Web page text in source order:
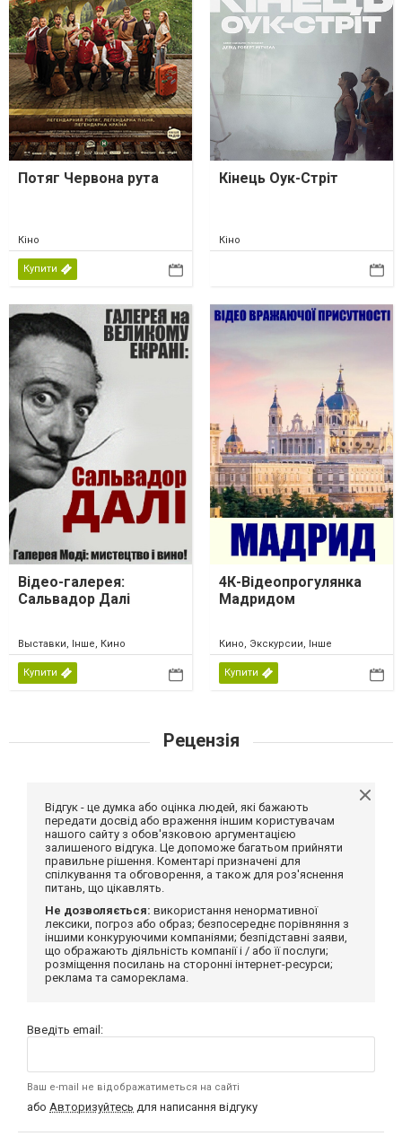
Потяг Червона рута
Кіно
Купити
Кінець Оук-Стріт
Кіно
Відео-галерея:
Сальвадор Далі
Выставки, Інше, Кино
Купити
4К-Відеопрогулянка
Мадридом
Кино, Экскурсии, Інше
Купити
Рецензія
Відгук - це думка або оцінка людей, які бажають
передати досвід або враження іншим користувачам
нашого сайту з обов'язковою аргументацією
залишеного відгука. Це допоможе багатьом прийняти
правильне рішення. Коментарі призначені для
спілкування та обговорення, а також для роз'яснення
питань, що цікавлять.
Не дозволяється: використання ненормативної
лексики, погроз або образ; безпосереднє порівняння з
іншими конкуруючими компаніями; безпідставні заяви,
що ображають діяльність компанії і / або її послуги;
розміщення посилань на сторонні інтернет-ресурси;
реклама та самореклама.
Введіть email:
Ваш e-mail не відображатиметься на сайті
або Авторизуйтесь для написання відгуку